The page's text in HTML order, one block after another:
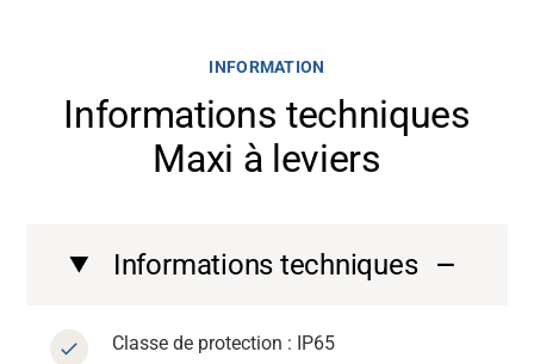
INFORMATION
Informations techniques
Maxi à leviers
Informations techniques
Classe de protection : IP65